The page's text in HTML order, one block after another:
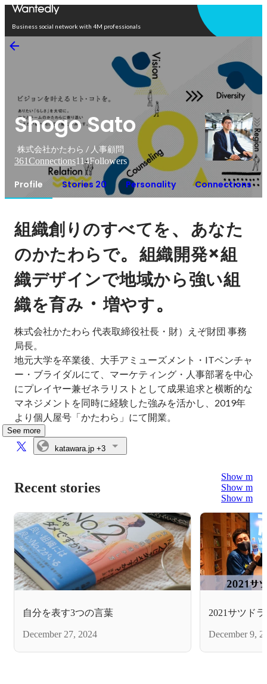
Business social network with 4M professionals
Shogo Sato
株式会社かたわら / 人事顧問
361Connections114Followers
Profile Stories 20 Personality Connections
組織創りのすべてを、 あなた
のかたわらで。組織開発×組
織デザインで地域から強い組
織を育み ・増やす。
株式会社かたわら 代表取締役社長・財）えぞ財団 事務
局長。
地元大学を卒業後、大手アミューズメント・ITベンチャ
ー・ブライダルにて、マーケティング・人事部署を中心
にプレイヤー兼ゼネラリストとして成果追求と横断的な
マネジメントを同時に経験した強みを活かし、2019年
より個人屋号「かたわら」にて開業。
See more
katawara.jp +3
Recent stories
Show more
Show more
Show more
自分を表す3つの言葉
December 27, 2024
2021サツド
December 9,